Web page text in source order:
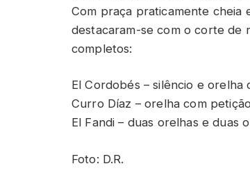
Com praça praticamente cheia
destacaram-se com o corte de
completos:
El Cordobés – silêncio e orelha
Curro Díaz – orelha com
El Fandi – duas orelhas e duas
Foto: D.R.